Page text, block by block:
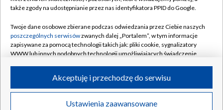
Naziemna Telewizja Cyfrowa
Rada Programowa
System NOS
Informacje o nadawcy
Program dla prasy
Pomoc
Kontakt
Kanały
©2026 Telewizja Polska S.A. w likwidacji
także zgody na udostępnianie przez nas identyfikatora PPID do Google.
Twoje dane osobowe zbierane podczas odwiedzania przez Ciebie naszych
poszczególnych serwisówzwanych dalej „Portalem”, w tym informacje
zapisywane za pomocą technologii takich jak: pliki cookie, sygnalizatory
WWW lub innych podobnych technologii umożliwiających świadczenie
ruchu w Internecie.
Twoje dane osobowe zbierane podczas odwiedzania przez Ciebie
poszczególnych serwisówna Portalu, takie jak adresy IP, identyfikatory
Ustawienia zaawansowane
Akceptuję i przechodzę do serwisu